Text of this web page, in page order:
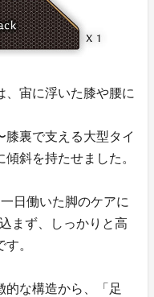
、宙に浮いた膝や腰に
膝裏で支える大型タイ
斜を持たせました。
日働いた脚のケアに
まず、しっかりと高
。
的な構造から、「足